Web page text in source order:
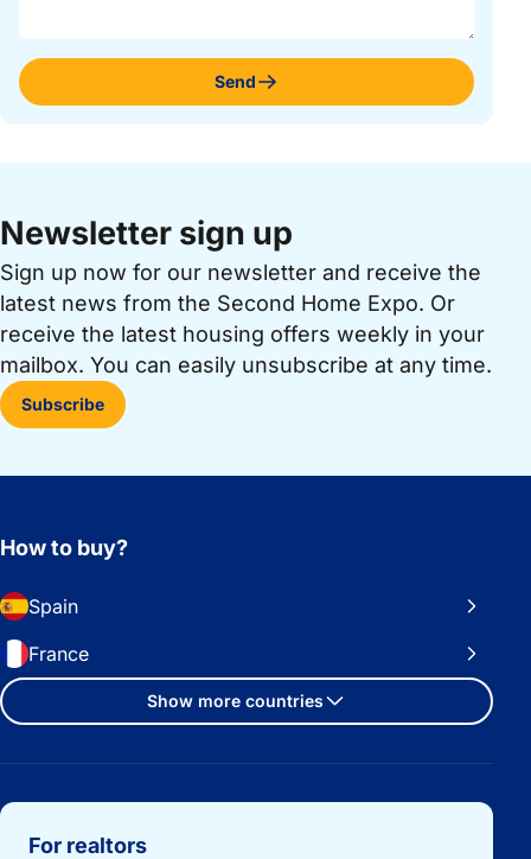
Send
Newsletter sign up
Sign up now for our newsletter and receive the
latest news from the Second Home Expo. Or
receive the latest housing offers weekly in your
mailbox. You can easily unsubscribe at any time.
Subscribe
How to buy?
Spain
France
Show more countries
Important links
For realtors